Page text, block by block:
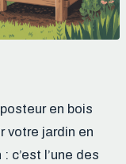
en bois
votre jardin en
c’est l’une des